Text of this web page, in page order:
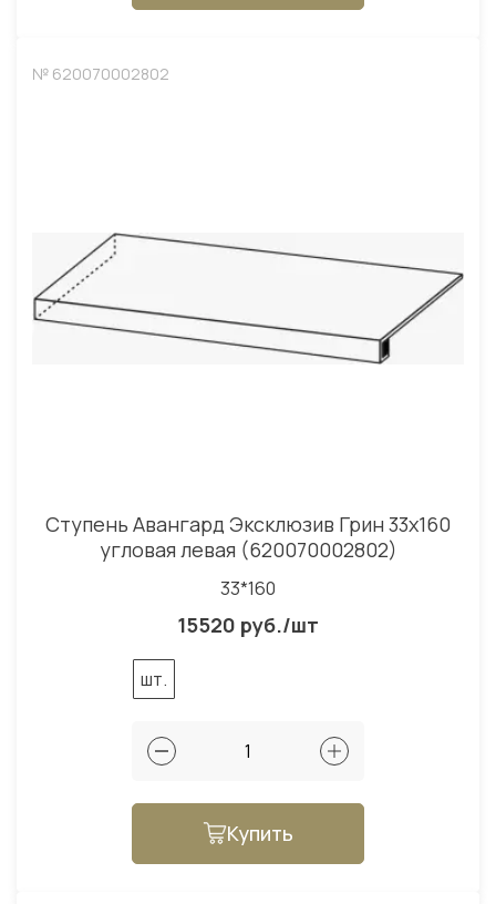
№ 620070002802
Ступень Авангард Эксклюзив Грин 33x160
угловая левая (620070002802)
33*160
15520 руб./шт
шт.
Купить